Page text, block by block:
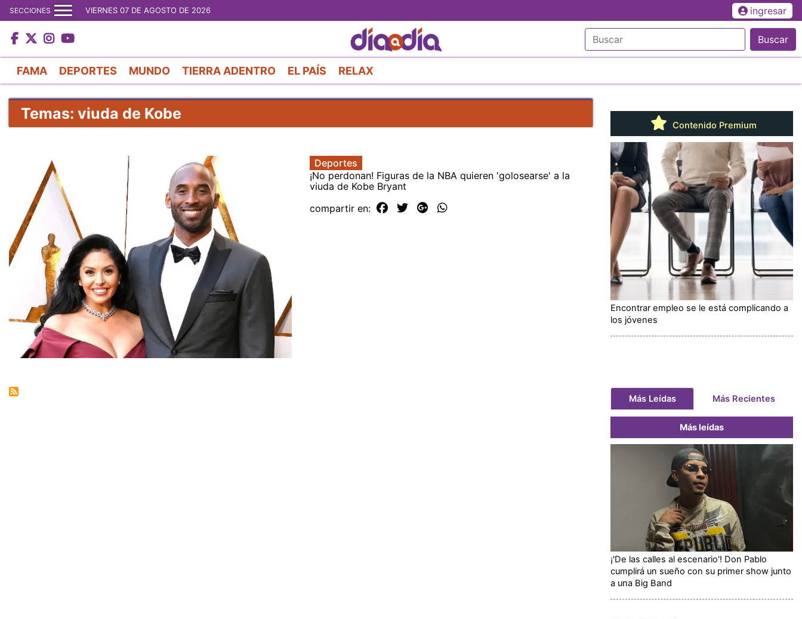
al
contenido
principal
SECCIONES VIERNES 07 DE AGOSTO DE 2026 ingresar
Buscar
FAMA DEPORTES MUNDO TIERRA ADENTRO EL PAÍS RELAX
Temas: viuda de Kobe
Deportes
¡No perdonan! Figuras de la NBA quieren 'golosearse' a la
viuda de Kobe Bryant
compartir en:
Contenido Premium
Encontrar empleo se le está complicando a
los jóvenes
Más Leídas Más Recientes
Más leídas
¡'De las calles al escenario'! Don Pablo
cumplirá un sueño con su primer show junto
a una Big Band